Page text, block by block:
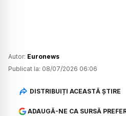
Autor: Euronews
Publicat la: 08/07/2026 06:06
DISTRIBUIȚI ACEASTĂ ȘTIRE
ADAUGĂ-NE CA SURSĂ